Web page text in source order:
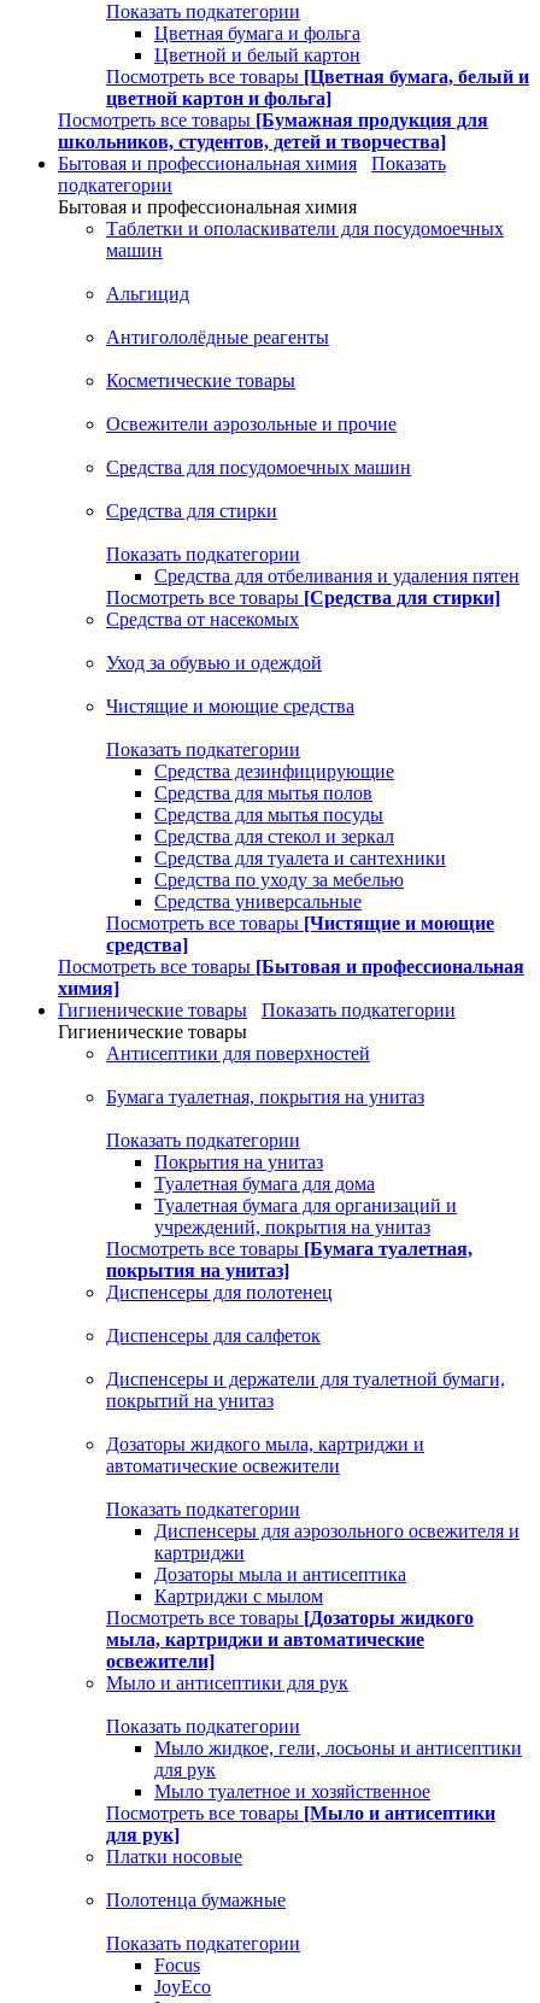
Показать подкатегории
Цветная бумага и фольга
Цветной и белый картон
Посмотреть все товары [Цветная бумага, белый и
цветной картон и фольга]
Посмотреть все товары [Бумажная продукция для
школьников, студентов, детей и творчества]
Бытовая и профессиональная химия
Показать
подкатегории
Бытовая и профессиональная химия
Таблетки и ополаскиватели для посудомоечных
машин
Альгицид
Антигололёдные реагенты
Косметические товары
Освежители аэрозольные и прочие
Средства для посудомоечных машин
Средства для стирки
Показать подкатегории
Средства для отбеливания и удаления пятен
Посмотреть все товары [Средства для стирки]
Средства от насекомых
Уход за обувью и одеждой
Чистящие и моющие средства
Показать подкатегории
Средства дезинфицирующие
Средства для мытья полов
Средства для мытья посуды
Средства для стекол и зеркал
Средства для туалета и сантехники
Средства по уходу за мебелью
Средства универсальные
Посмотреть все товары [Чистящие и моющие
средства]
Посмотреть все товары [Бытовая и профессиональная
химия]
Гигиенические товары
Показать подкатегории
Гигиенические товары
Антисептики для поверхностей
Бумага туалетная, покрытия на унитаз
Показать подкатегории
Покрытия на унитаз
Туалетная бумага для дома
Туалетная бумага для организаций и
учреждений, покрытия на унитаз
Посмотреть все товары [Бумага туалетная,
покрытия на унитаз]
Диспенсеры для полотенец
Диспенсеры для салфеток
Диспенсеры и держатели для туалетной бумаги,
покрытий на унитаз
Дозаторы жидкого мыла, картриджи и
автоматические освежители
Показать подкатегории
Диспенсеры для аэрозольного освежителя и
картриджи
Дозаторы мыла и антисептика
Картриджи с мылом
Посмотреть все товары [Дозаторы жидкого
мыла, картриджи и автоматические
освежители]
Мыло и антисептики для рук
Показать подкатегории
Мыло жидкое, гели, лосьоны и антисептики
для рук
Мыло туалетное и хозяйственное
Посмотреть все товары [Мыло и антисептики
для рук]
Платки носовые
Полотенца бумажные
Показать подкатегории
Focus
JoyEco